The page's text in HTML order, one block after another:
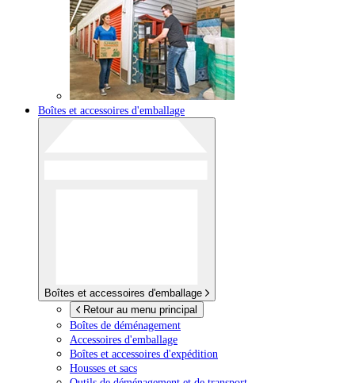
Boîtes et accessoires d'emballage
Boîtes et accessoires d'emballage
Retour au menu principal
Boîtes de déménagement
Accessoires d'emballage
Boîtes et accessoires d'expédition
Housses et sacs